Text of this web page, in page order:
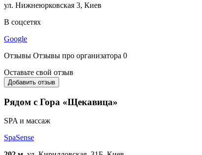
ул. Нижнеюрковская 3, Киев
В соцсетях
Google
Отзывы Отзывы про организатора 0
Оставьте свой отзыв
Добавить отзыв
Рядом с Гора «Щекавица»
SPA и массаж
SpaSense